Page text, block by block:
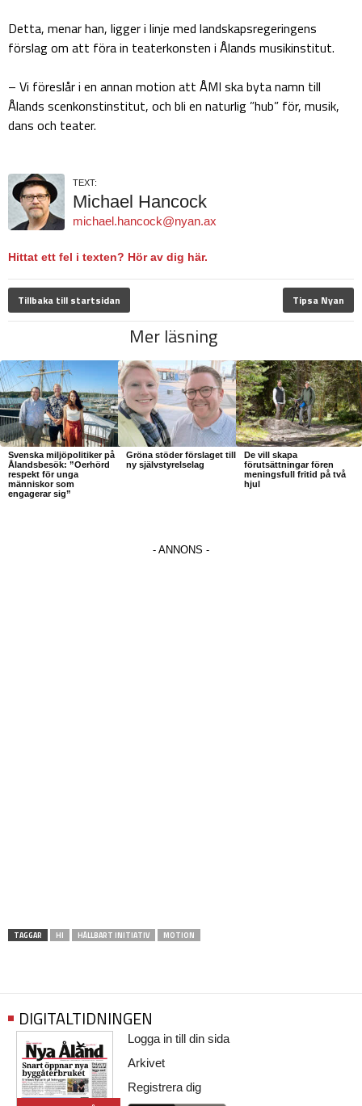
Detta, menar han, ligger i linje med landskapsregeringens
förslag om att föra in teaterkonsten i Ålands musikinstitut.
– Vi föreslår i en annan motion att ÅMI ska byta namn till
Ålands scenkonstinstitut, och bli en naturlig ”hub” för, musik,
dans och teater.
TEXT:
Michael Hancock
michael.hancock@nyan.ax
Hittat ett fel i texten? Hör av dig här.
Tillbaka till startsidan Tipsa Nyan
Mer läsning
Svenska miljöpolitiker på
Ålandsbesök: ”Oerhörd
respekt för unga
människor som
engagerar sig”
Gröna stöder förslaget till
ny självstyrelselag
De vill skapa
förutsättningar fören
meningsfull fritid på två
hjul
TAGGAR HI HÅLLBART INITIATIV MOTION
DIGITALTIDNINGEN
Logga in till din sida
Arkivet
Registrera dig